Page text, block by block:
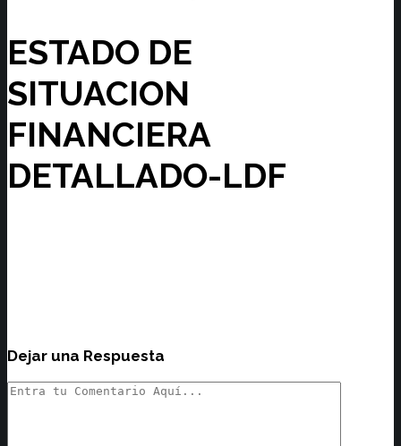
ESTADO DE
SITUACION
FINANCIERA
DETALLADO-LDF
Dejar una Respuesta